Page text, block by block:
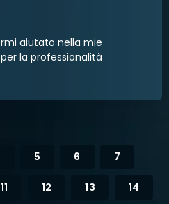
aiutato nella mie
la professionalità
5 6 7
11 12 13 14